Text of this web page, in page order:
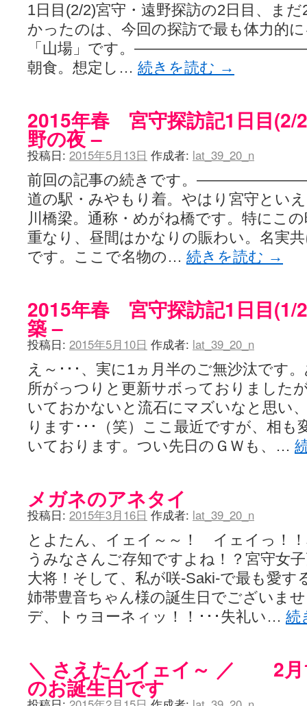
1日目(2/2)宮守・遠野探訪の2日目、ま
かったのは、今回の探訪で最も体力的
「山場」です。
朝食。想定し… 続きを読む →
2015年春 宮守探訪記1日目
野の夜 –
投稿日: 2015年5月13日 作成者: lat_39_20_n
前回の記事の続きです。
道の駅・みやもり着。やはり宮守とい
川橋梁。通称・めがね橋です。特にこ
重なり、昼間はかなりの賑わい。名実
です。ここで名物の… 続きを読む →
2015年春 宮守探訪記1日目
築 –
投稿日: 2015年5月10日 作成者: lat_39_20_n
え～･･･、実に1ヵ月半のご無沙汰です
所がっつりと更新サボっておりました
いておかないと流石にマズいなと思い
ります･･･（笑）ここ最近ですが、相も
いております。つい先日のＧＷも、…
メガネのアネタイ
投稿日: 2015年3月16日 作成者: lat_39_20_n
とよたん、イェイ～～！ イェイっ！！
うみなさんご存知ですよね！？宮守女
大将！そして、私が咲-Saki-で最も愛す
姉帯豊音ちゃん様の誕生日でございま
デ、トゥヨーネィッ！！･･･失礼い… 続
＼ さえたんイェイ～ ／ 2月
のお誕生日です